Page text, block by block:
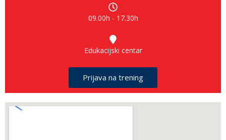
09.00h - 17.30h
Edukacijski centar
Prijava na trening